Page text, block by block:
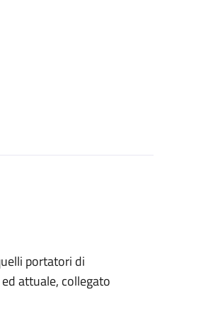
portatori di
attuale, collegato